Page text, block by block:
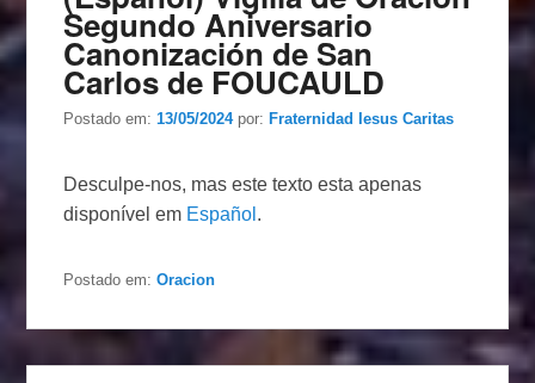
Segundo Aniversario
Canonización de San
Carlos de FOUCAULD
Postado em:13/05/2024 por: Fraternidad Iesus Caritas
Desculpe-nos, mas este texto esta apenas
disponível em Español .
Postado em: Oracion